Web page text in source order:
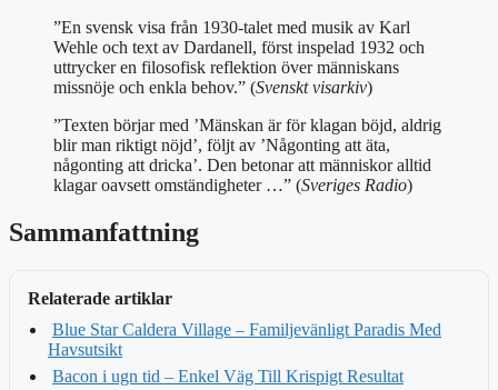
”En svensk visa från 1930-talet med musik av Karl
Wehle och text av Dardanell, först inspelad 1932 och
uttrycker en filosofisk reflektion över människans
missnöje och enkla behov.” (Svenskt visarkiv)
”Texten börjar med ’Mänskan är för klagan böjd, aldrig
blir man riktigt nöjd’, följt av ’Någonting att äta,
någonting att dricka’. Den betonar att människor alltid
klagar oavsett omständigheter …” (Sveriges Radio)
Sammanfattning
Relaterade artiklar
Blue Star Caldera Village – Familjevänligt Paradis Med
Havsutsikt
Bacon i ugn tid – Enkel Väg Till Krispigt Resultat